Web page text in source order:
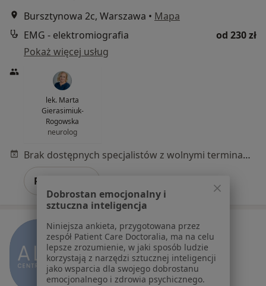
Bursztynowa 2c, Warszawa • Mapa
EMG - elektromiografia
od 230 zł
Pokaż więcej usług
lek. Marta
Gierasimiuk-
Rogowska
neurolog
Brak dostępnych specjalistów z wolnymi terminami w tym centrum medycznym.
Pokaż profil
Dobrostan emocjonalny i
sztuczna inteligencja
Niniejsza ankieta, przygotowana przez
zespół Patient Care Doctoralia, ma na celu
lepsze zrozumienie, w jaki sposób ludzie
korzystają z narzędzi sztucznej inteligencji
jako wsparcia dla swojego dobrostanu
emocjonalnego i zdrowia psychicznego.